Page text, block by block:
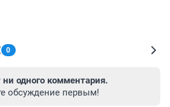
0
ни одного комментария.
обсуждение первым!